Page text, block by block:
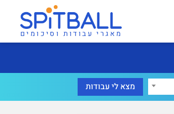
מאגרי עבודות וסיכומים